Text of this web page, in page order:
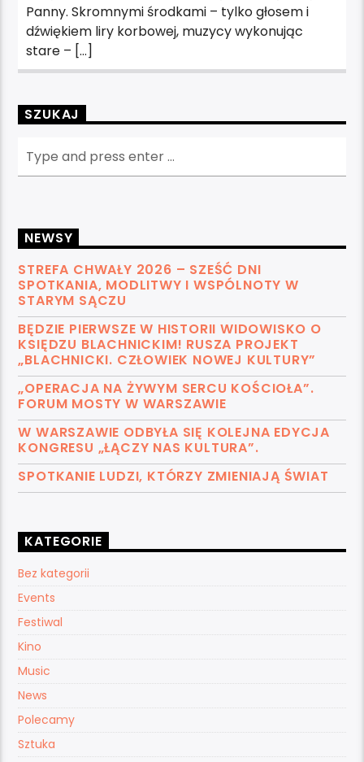
Panny. Skromnymi środkami – tylko głosem i
dźwiękiem liry korbowej, muzycy wykonując
stare – […]
SZUKAJ
NEWSY
STREFA CHWAŁY 2026 – SZEŚĆ DNI
SPOTKANIA, MODLITWY I WSPÓLNOTY W
STARYM SĄCZU
BĘDZIE PIERWSZE W HISTORII WIDOWISKO O
KSIĘDZU BLACHNICKIM! RUSZA PROJEKT
„BLACHNICKI. CZŁOWIEK NOWEJ KULTURY”
„OPERACJA NA ŻYWYM SERCU KOŚCIOŁA”.
FORUM MOSTY W WARSZAWIE
W WARSZAWIE ODBYŁA SIĘ KOLEJNA EDYCJA
KONGRESU „ŁĄCZY NAS KULTURA”.
SPOTKANIE LUDZI, KTÓRZY ZMIENIAJĄ ŚWIAT
KATEGORIE
Bez kategorii
Events
Festiwal
Kino
Music
News
Polecamy
Sztuka